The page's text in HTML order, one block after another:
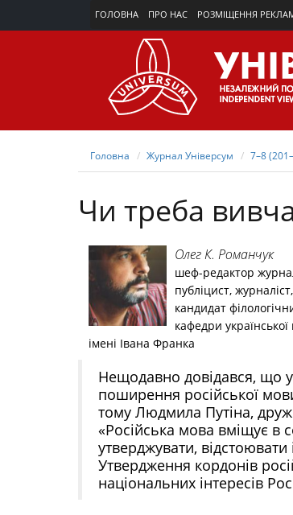
ГОЛОВНА ПРО НАС РОЗМІЩЕННЯ
Головна Журнал Універсум 7–8
Чи треба
Олег К. Романчук
шеф-редактор
публіцист,
кандидат
кафедри
імені Івана Франка
Нещодавно довідався, що
поширення російської
тому Людмила Путіна,
«Російська мова вміщує в
утверджувати,
Утвердження кордонів
національних інтересів